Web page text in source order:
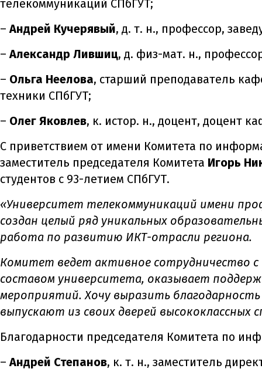
телекоммуникаций СПбГУТ;
–Андрей Кучерявый, д. т. н., профессор,
–Александр Лившиц, д. физ-мат. н.,
– Ольга Неелова, старший преподаватель
техники СПбГУТ;
– Олег Яковлев, к. истор. н., доцент, доцент
С приветствием от имени Комитета по
заместитель председателя Комитета Игорь
студентов с 93-летием СПбГУТ.
«Университет телекоммуникаций имени
создан целый ряд уникальных
работа по развитию ИКТ-отрасли региона.
Комитет ведет активное сотрудничество с
составом университета, оказывает
мероприятий. Хочу выразить
выпускают из своих дверей высококлассных
Благодарности председателя Комитета по
–Андрей Степанов, к. т. н., заместитель